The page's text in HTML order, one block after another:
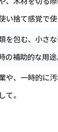
い捨て感覚で使
を包む、小さ
の補助的な用途
や、一時的に
て。